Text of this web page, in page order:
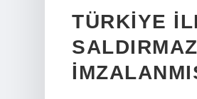
TÜRKIYE